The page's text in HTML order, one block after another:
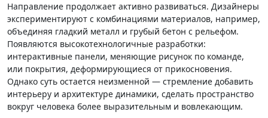
Направление продолжает активно развиваться. Дизайнеры
экспериментируют с комбинациями материалов, например,
объединяя гладкий металл и грубый бетон с рельефом.
Появляются высокотехнологичные разработки:
интерактивные панели, меняющие рисунок по команде,
или покрытия, деформирующиеся от прикосновения.
Однако суть остается неизменной — стремление добавить
интерьеру и архитектуре динамики, сделать пространство
вокруг человека более выразительным и вовлекающим.